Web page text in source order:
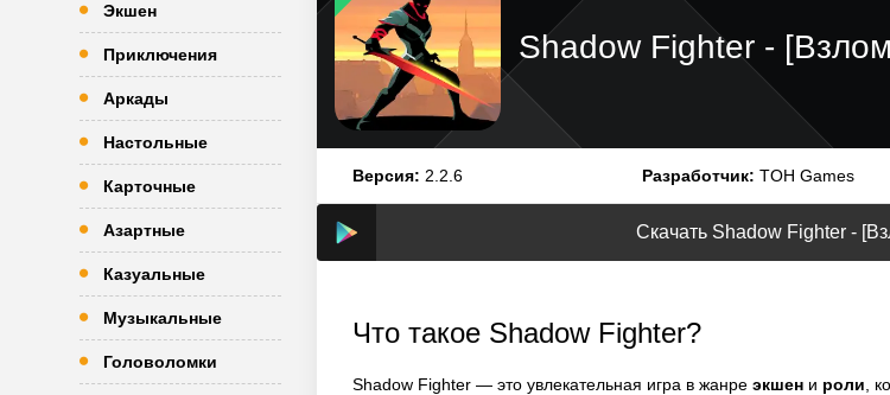
Экшен
Приключения
Аркады
Настольные
Карточные
Азартные
Казуальные
Музыкальные
Головоломки
Shadow Fighter -
Версия: 2.2.6 Разработчик: TOH Games
Скачать Shadow Fighter -
Что такое Shadow Fighter?
Shadow Fighter — это увлекательная игра в жанре экшен и роли ,